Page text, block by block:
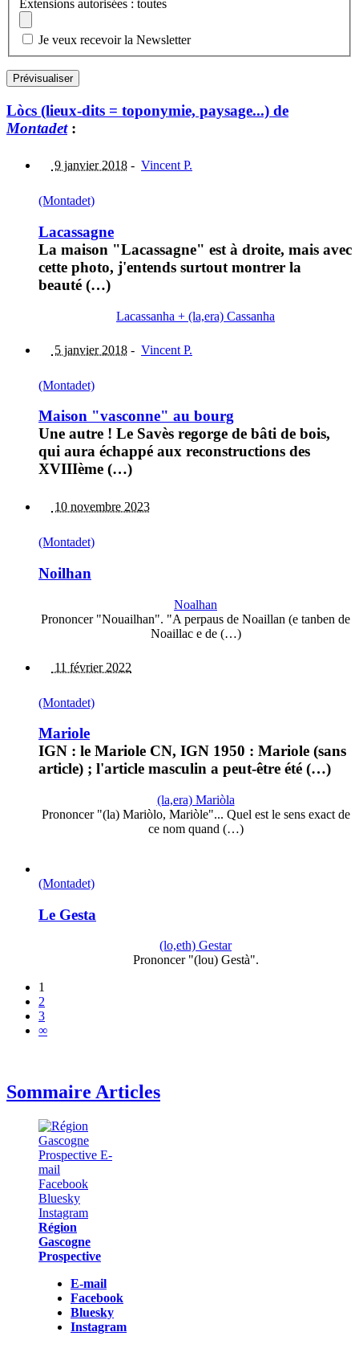
Extensions autorisées : toutes
Je veux recevoir la Newsletter
Lòcs (lieux-dits = toponymie, paysage...) de
Montadet:
9 janvier 2018 - Vincent P.
(Montadet)
Lacassagne
La maison "Lacassagne" est à droite, mais avec
cette photo, j'entends surtout montrer la
beauté (…)
Lacassanha + (la,era) Cassanha
5 janvier 2018 - Vincent P.
(Montadet)
Maison "vasconne" au bourg
Une autre ! Le Savès regorge de bâti de bois,
qui aura échappé aux reconstructions des
XVIIIème (…)
10 novembre 2023
(Montadet)
Noilhan
Noalhan
Prononcer "Nouailhan". "A perpaus de Noaillan (e tanben de
Noaillac e de (…)
11 février 2022
(Montadet)
Mariole
IGN : le Mariole CN, IGN 1950 : Mariole (sans
article) ; l'article masculin a peut-être été (…)
(la,era) Mariòla
Prononcer "(la) Mariòlo, Mariòle"... Quel est le sens exact de
ce nom quand (…)
(Montadet)
Le Gesta
(lo,eth) Gestar
Prononcer "(lou) Gestà".
1
2
3
∞
Sommaire Articles
Région
Gascogne
Prospective
E-mail
Facebook
Bluesky
Instagram